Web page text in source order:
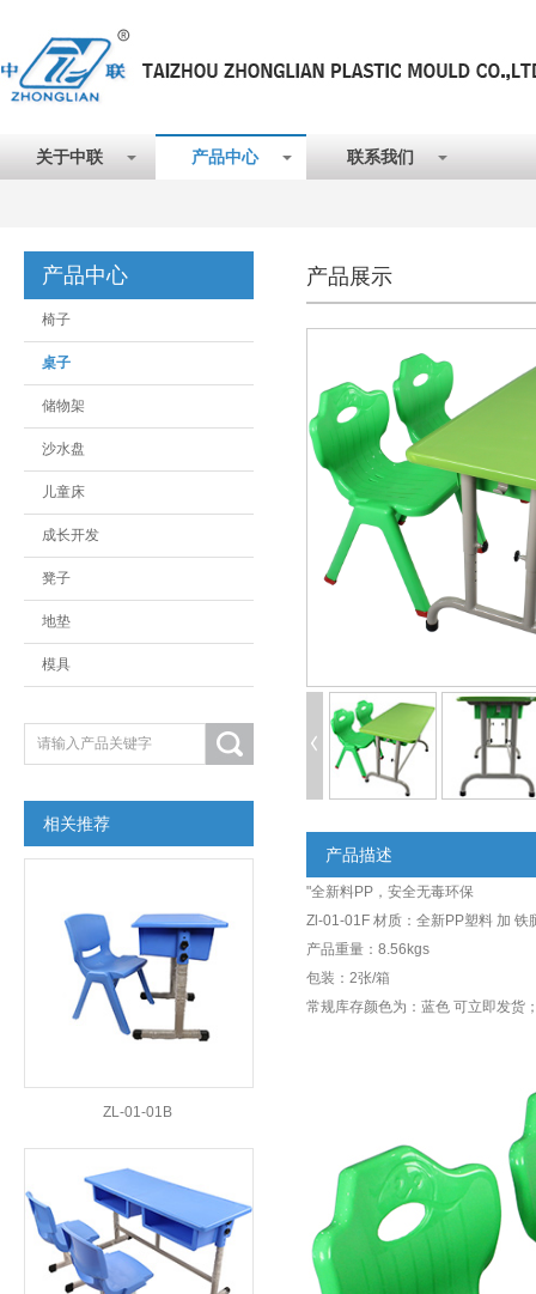
关于中联 产品中心 联系我们
产品中心
椅子
桌子
储物架
沙水盘
儿童床
成长开发
凳子
地垫
模具
相关推荐
ZL-01-01B
产品展示
产品描述
"全新料PP，安全无毒环保
Zl-01-01F 材质：全新PP塑料 加 铁
产品重量：8.56kgs
包装：2张/箱
常规库存颜色为：蓝色 可立即发货